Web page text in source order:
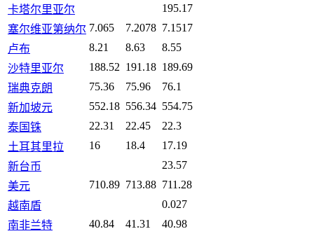
卡塔尔里亚尔
195.17
塞尔维亚第纳尔 7.065 7.2078 7.1517
卢布
8.21 8.63
8.55
沙特里亚尔
188.52 191.18 189.69
瑞典克朗
75.36 75.96
76.1
新加坡元
552.18 556.34 554.75
泰国铢
22.31 22.45
22.3
土耳其里拉
16 18.4
17.19
新台币
23.57
美元
710.89 713.88 711.28
越南盾
0.027
南非兰特
40.84 41.31
40.98